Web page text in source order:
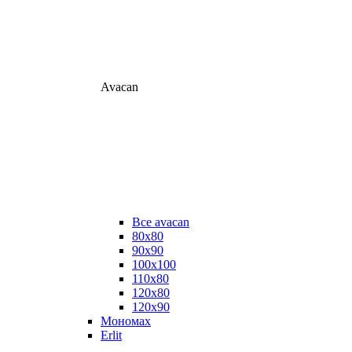
Avacan
Все avacan
80х80
90х90
100х100
110х80
120х80
120х90
Мономах
Erlit